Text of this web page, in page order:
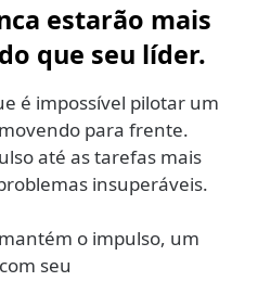
estarão mais
que seu líder.
é impossível pilotar um
para frente.
até as tarefas mais
insuperáveis.
o impulso, um
seu